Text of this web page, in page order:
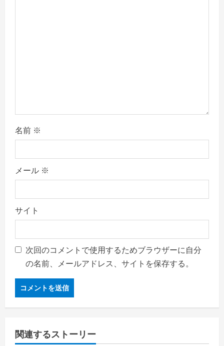
名前 ※
メール ※
サイト
次回のコメントで使用するためブラウザーに自分
の名前、メールアドレス、サイトを保存する。
関連するストーリー